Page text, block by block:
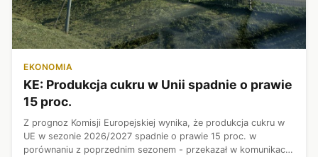
EKONOMIA
KE: Produkcja cukru w Unii spadnie o prawie
15 proc.
Z prognoz Komisji Europejskiej wynika, że produkcja cukru w
UE w sezonie 2026/2027 spadnie o prawie 15 proc. w
porównaniu z poprzednim sezonem - przekazał w komunikacie